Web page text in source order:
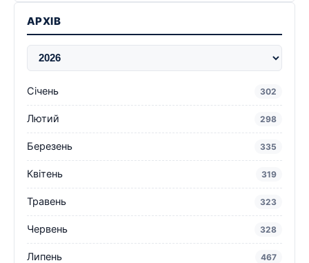
АРХІВ
Січень 302
Лютий 298
Березень 335
Квітень 319
Травень 323
Червень 328
Липень 467